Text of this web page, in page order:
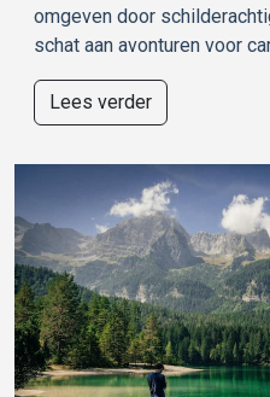
omgeven door
schat aan avonturen voor
Lees verder